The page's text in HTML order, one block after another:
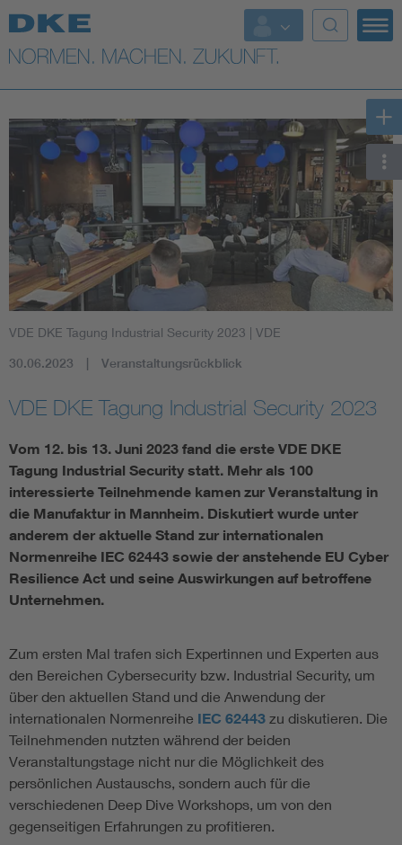
Top-Themen
VDE Fokusthemen
Digital Security
Energy
Health
Industry
Mobility
Smart Cities
DKE Fachinformationen im Kontext der Normung
Blitzschutz: DIN EN 62305 in der Übersicht
Circular Economy für mehr Ressourceneffizienz
DIN VDE 0100 für sichere Elektroinstallationen
Elektrofachkraft (EFK)
VDE DKE Tagung Industrial Security 2023 | VDE
30.06.2023 Veranstaltungsrückblick
VDE DKE Tagung Industrial Security 2023
Vom 12. bis 13. Juni 2023 fand die erste VDE DKE
Tagung Industrial Security statt. Mehr als 100
interessierte Teilnehmende kamen zur Veranstaltung in
die Manufaktur in Mannheim. Diskutiert wurde unter
anderem der aktuelle Stand zur internationalen
Normenreihe IEC 62443 sowie der anstehende EU Cyber
Resilience Act und seine Auswirkungen auf betroffene
Unternehmen.
Zum ersten Mal trafen sich Expertinnen und Experten aus
den Bereichen Cybersecurity bzw. Industrial Security, um
über den aktuellen Stand und die Anwendung der
internationalen Normenreihe IEC 62443 zu diskutieren. Die
Teilnehmenden nutzten während der beiden
Veranstaltungstage nicht nur die Möglichkeit des
persönlichen Austauschs, sondern auch für die
verschiedenen Deep Dive Workshops, um von den
gegenseitigen Erfahrungen zu profitieren.